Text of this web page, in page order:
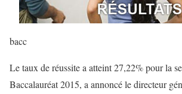
bacc
Le taux de réussite a atteint 27,22% pour la
Baccalauréat 2015, a annoncé le directeur